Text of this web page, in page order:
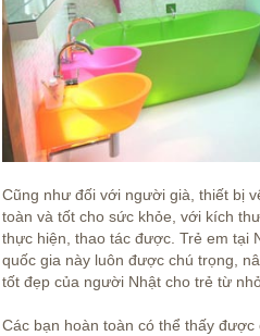
Cũng như đối với người già, thiết bị
toàn và tốt cho sức khỏe, với kích
thực hiện, thao tác được. Trẻ em tại
quốc gia này luôn được chú trọng,
tốt đẹp của người Nhật cho trẻ từ
Các bạn hoàn toàn có thể thấy